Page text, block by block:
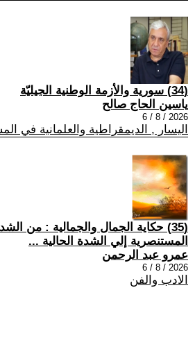
(34) سورية والأزمة الوطنية الجيليّة
ياسين الحاج صالح
2026 / 8 / 6
اليسار , الديمقراطية والعلمانية في
(35) حكاية الجمال والجمالية : من
المستنصرية إلي الشدة الحالية ...
عمرو عبد الرحمن
2026 / 8 / 6
الادب والفن